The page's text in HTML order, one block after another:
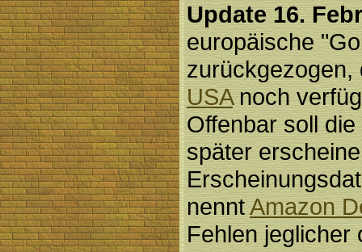
Update 16.
europäische
USAnoch
Offenbar soll
später
nenntAmazon
Fehlen jeglicher